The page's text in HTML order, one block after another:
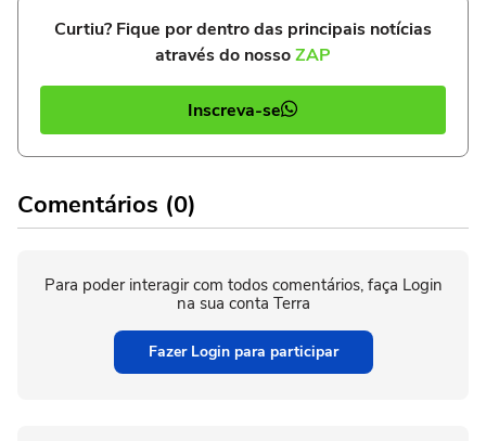
Curtiu? Fique por dentro das principais notícias
através do nossoZAP
Inscreva-se
Comentários (0)
Para poder interagir com todos comentários, faça Login
na sua conta Terra
Fazer Login para participar